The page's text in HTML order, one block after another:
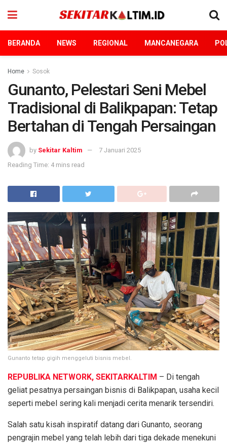
BERANDA NEWS REGIONAL MANCANEGARA
Home Sosok
Gunanto, Pelestari Seni Mebel
Tradisional di Balikpapan: Tetap
Bertahan di Tengah Persaingan
by Sekitar Kaltim
7 Januari 2025
Reading Time: 4 mins read
Gunanto tetap gigih menggeluti bisnis mebel.
REPUBLIKA NETWORK, SEKITARKALTIM – Di tengah
geliat pesatnya persaingan bisnis di Balikpapan, usaha kecil
seperti mebel sering kali menjadi cerita menarik tersendiri.
Salah satu kisah inspiratif datang dari Gunanto, seorang
pengrajin mebel yang telah lebih dari tiga dekade menekuni